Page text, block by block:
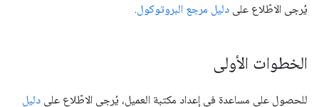
يُرجى الاطّلاع على دليل مرجع البروتوكول.
الخطوات الأولى
للحصول على مساعدة في إعداد مكتبة العميل، يُرجى الاطّلاع على دليل